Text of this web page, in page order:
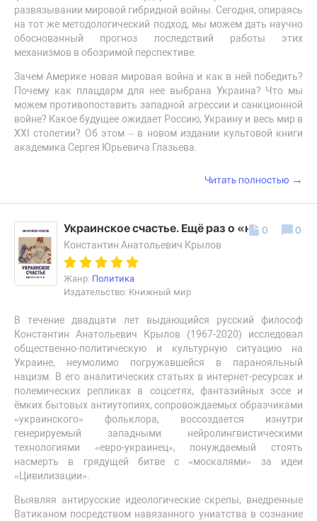
развязывании мировой гибридной войны. Сегодня, опираясь
на тот же методологический подход, мы можем дать научно
обоснованный прогноз последствий работы этих
механизмов в обозримой перспективе.
Зачем Америке новая мировая война и как в ней победить?
Почему как плацдарм для нее выбрана Украина? Что мы
можем противопоставить западной агрессии и санкционной
войне? Какое будущее ожидает Россию, Украину и весь мир в
XXI столетии? Об этом – в новом издании культовой книги
академика Сергея Юрьевича Глазьева.
Читать полностью →
Украинское счастье. Ещё раз о «на» и «в»
Константин Анатольевич Крылов
Жанр: Политика
Издательство: Книжный мир
В течение двадцати лет выдающийся русский философ
Константин Анатольевич Крылов (1967-2020) исследовал
общественно-политическую и культурную ситуацию на
Украине, неумолимо погружавшейся в паранояльный
нацизм. В его аналитических статьях в интернет-ресурсах и
полемических репликах в соцсетях, фантазийных эссе и
ёмких бытовых антиутопиях, сопровождаемых образчиками
«украинского» фольклора, воссоздается изнутри
генерируемый западными нейролингвистическими
технологиями «евро-украинец», понуждаемый стоять
насмерть в грядущей битве с «москалями» за идеи
«Цивилизации».
Выявляя антирусские идеологические скрепы, внедренные
Ватиканом посредством навязанного униатства в сознание
0 0